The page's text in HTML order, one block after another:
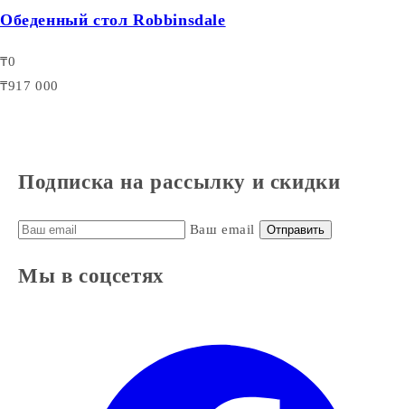
Обеденный стол Robbinsdale
₸0
₸917 000
Подписка на рассылку и скидки
Ваш email Отправить
Мы в соцсетях